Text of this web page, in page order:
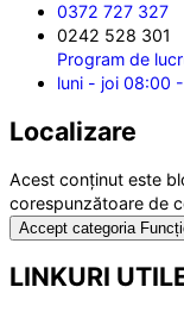
0372 727 327
0242 528 301
Program de
luni - joi 08:00
Localizare
Acest conținut este
corespunzătoare de
Accept categoria
LINKURI